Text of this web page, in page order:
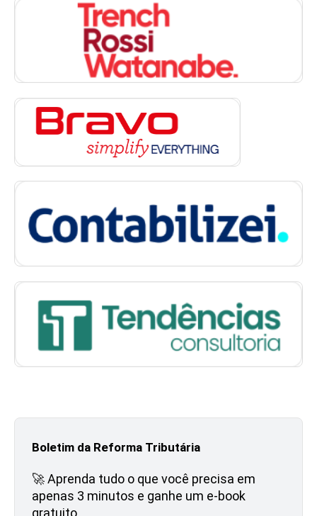
Boletim da Reforma Tributária
🚀 Aprenda tudo o que você precisa em
apenas 3 minutos e ganhe um e-book
gratuito